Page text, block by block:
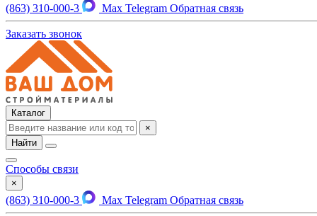
(863) 310-000-3 Max Telegram Обратная связь
Заказать звонок
Каталог
×
Найти
Способы связи
×
(863) 310-000-3 Max Telegram Обратная связь